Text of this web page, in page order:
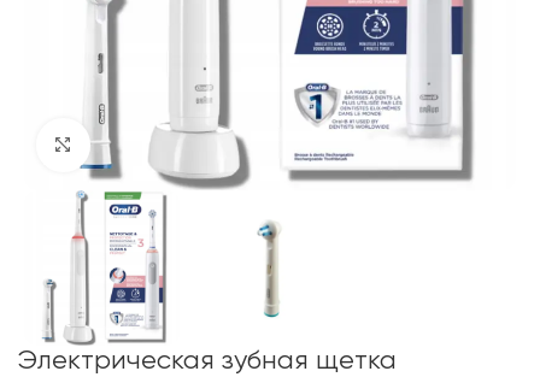
Click to enlarge
Электрическая зубная щетка